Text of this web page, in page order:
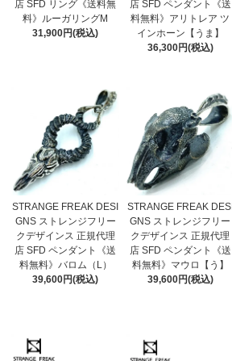
店 SFD リング《送料無
料》ルーガリングM
31,900円(税込)
店 SFD ペンダント《送
料無料》アリトレア ツ
インホーン【うま】
36,300円(税込)
STRANGE FREAK DESI
GNS ストレンジフリー
クデザインス 正規代理
店 SFD ペンダント《送
料無料》バロム（L）
39,600円(税込)
STRANGE FREAK DESI
GNS ストレンジフリー
クデザインス 正規代理
店 SFD ペンダント《送
料無料》マウロ【う】
39,600円(税込)